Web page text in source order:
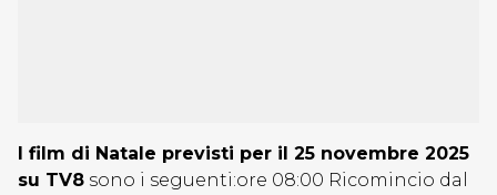
I film di Natale previsti per il 25 novembre 2025
su TV8 sono i seguenti:ore 08:00 Ricomincio dal